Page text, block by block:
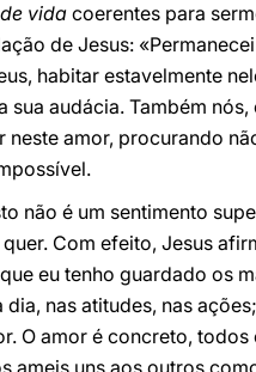
vida coerentes para
de Jesus:
habitar estavelmente
audácia. Também nós,
amor, procurando
não é um sentimento
Com efeito, Jesus
eu tenho guardado os
nas atitudes, nas
O amor é concreto,
ameis uns aos outros